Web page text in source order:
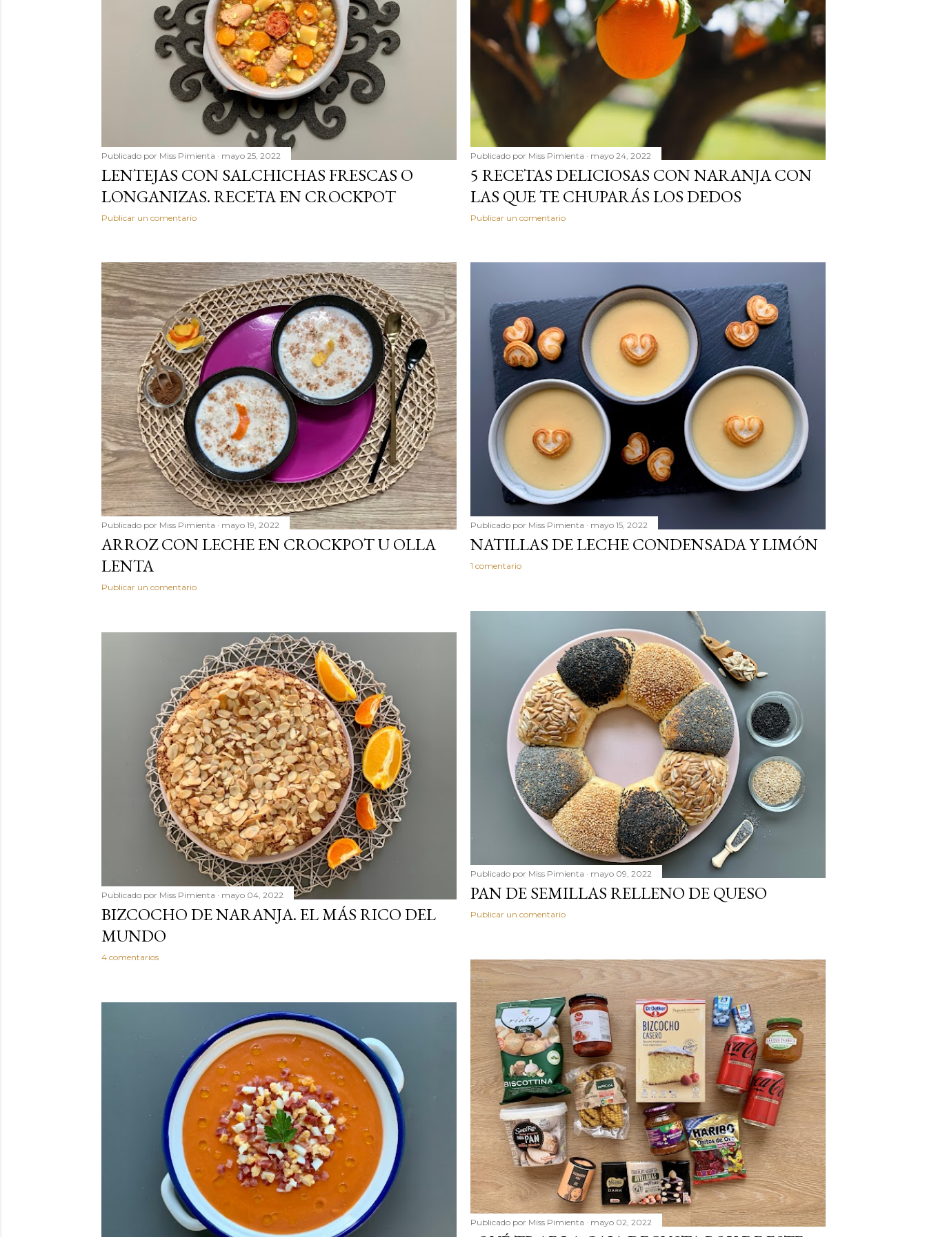
Publicado por Miss Pimienta mayo 25, 2022
LENTEJAS CON SALCHICHAS FRESCAS O
LONGANIZAS. RECETA EN CROCKPOT
Publicar un comentario
Publicado por Miss Pimienta mayo 24, 2022
5 RECETAS DELICIOSAS CON NARANJA CON
LAS QUE TE CHUPARÁS LOS DEDOS
Publicar un comentario
Publicado por Miss Pimienta mayo 19, 2022
ARROZ CON LECHE EN CROCKPOT U OLLA
LENTA
Publicar un comentario
Publicado por Miss Pimienta mayo 15, 2022
NATILLAS DE LECHE CONDENSADA Y LIMÓN
1 comentario
Publicado por Miss Pimienta mayo 09, 2022
PAN DE SEMILLAS RELLENO DE QUESO
Publicar un comentario
Publicado por Miss Pimienta mayo 04, 2022
BIZCOCHO DE NARANJA. EL MÁS RICO DEL
MUNDO
4 comentarios
Publicado por Miss Pimienta mayo 02, 2022